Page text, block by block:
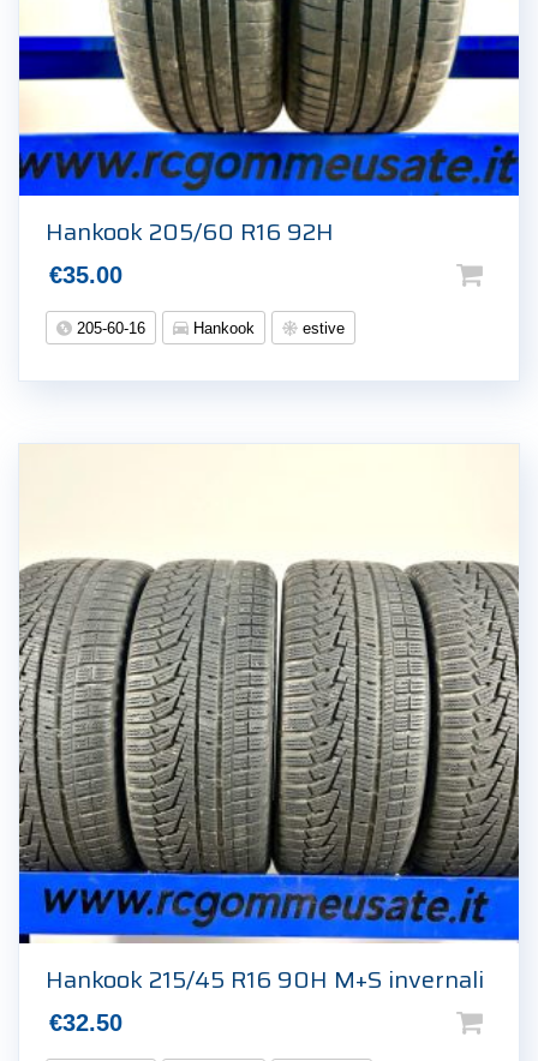
Hankook 205/60 R16 92H
€35.00
205-60-16 Hankook estive
Hankook 215/45 R16 90H M+S invernali
€32.50